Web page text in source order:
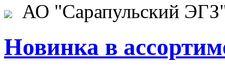
АО "Сарапульский
Новинка в